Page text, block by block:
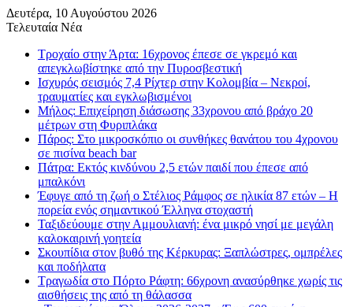
Δευτέρα, 10 Αυγούστου 2026
Τελευταία Νέα
Τροχαίο στην Άρτα: 16χρονος έπεσε σε γκρεμό και
απεγκλωβίστηκε από την Πυροσβεστική
Ισχυρός σεισμός 7,4 Ρίχτερ στην Κολομβία – Νεκροί,
τραυματίες και εγκλωβισμένοι
Μήλος: Επιχείρηση διάσωσης 33χρονου από βράχο 20
μέτρων στη Φυριπλάκα
Πάρος: Στο μικροσκόπιο οι συνθήκες θανάτου του 4χρονου
σε πισίνα beach bar
Πάτρα: Εκτός κινδύνου 2,5 ετών παιδί που έπεσε από
μπαλκόνι
Έφυγε από τη ζωή ο Στέλιος Ράμφος σε ηλικία 87 ετών – Η
πορεία ενός σημαντικού Έλληνα στοχαστή
Ταξιδεύουμε στην Αμμουλιανή: ένα μικρό νησί με μεγάλη
καλοκαιρινή γοητεία
Σκουπίδια στον βυθό της Κέρκυρας: Ξαπλώστρες, ομπρέλες
και ποδήλατα
Τραγωδία στο Πόρτο Ράφτη: 66χρονη ανασύρθηκε χωρίς τις
αισθήσεις της από τη θάλασσα